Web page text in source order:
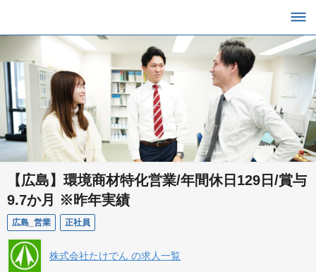
【広島】環境商材特化営業/年間休日129日/賞与
9.7か月 ※昨年実績
広島_営業 正社員
株式会社たけでん の求人一覧